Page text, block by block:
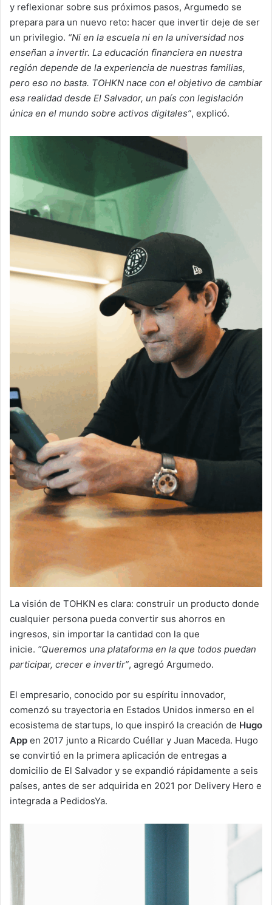
y reflexionar sobre sus próximos pasos, Argumedo se
prepara para un nuevo reto: hacer que invertir deje de ser
un privilegio. “Ni en la escuela ni en la universidad nos
enseñan a invertir. La educación financiera en nuestra
región depende de la experiencia de nuestras familias,
pero eso no basta. TOHKN nace con el objetivo de cambiar
esa realidad desde El Salvador, un país con legislación
única en el mundo sobre activos digitales”, explicó.
La visión de TOHKN es clara: construir un producto donde
cualquier persona pueda convertir sus ahorros en
ingresos, sin importar la cantidad con la que
inicie. “Queremos una plataforma en la que todos puedan
participar, crecer e invertir”, agregó Argumedo.
El empresario, conocido por su espíritu innovador,
comenzó su trayectoria en Estados Unidos inmerso en el
ecosistema de startups, lo que inspiró la creación de Hugo
App en 2017 junto a Ricardo Cuéllar y Juan Maceda. Hugo
se convirtió en la primera aplicación de entregas a
domicilio de El Salvador y se expandió rápidamente a seis
países, antes de ser adquirida en 2021 por Delivery Hero e
integrada a PedidosYa.